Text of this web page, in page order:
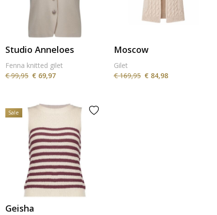
Studio Anneloes
Fenna knitted gilet
€ 99,95 € 69,97
Moscow
Gilet
€ 169,95 € 84,98
Sale
Geisha